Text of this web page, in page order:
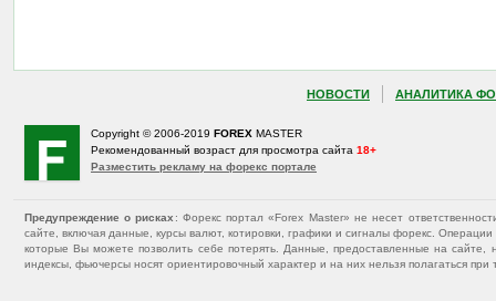
НОВОСТИ АНАЛИТИКА
Copyright © 2006-2019 FOREX MASTER
Рекомендованный возраст для просмотра сайта 18+
Разместить рекламу на форекс портале
Предупреждение о рисках : Форекс портал «Forex Master» не несет
сайте, включая данные, курсы валют, котировки, графики и сигналы форекс.
которые Вы можете позволить себе потерять. Данные, предоставленные на
индексы, фьючерсы носят ориентировочный характер и на них нельзя полагаться при